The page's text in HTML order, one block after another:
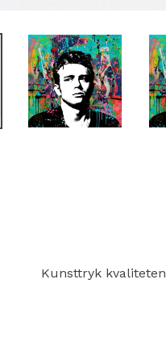
Kunsttryk kvaliteten